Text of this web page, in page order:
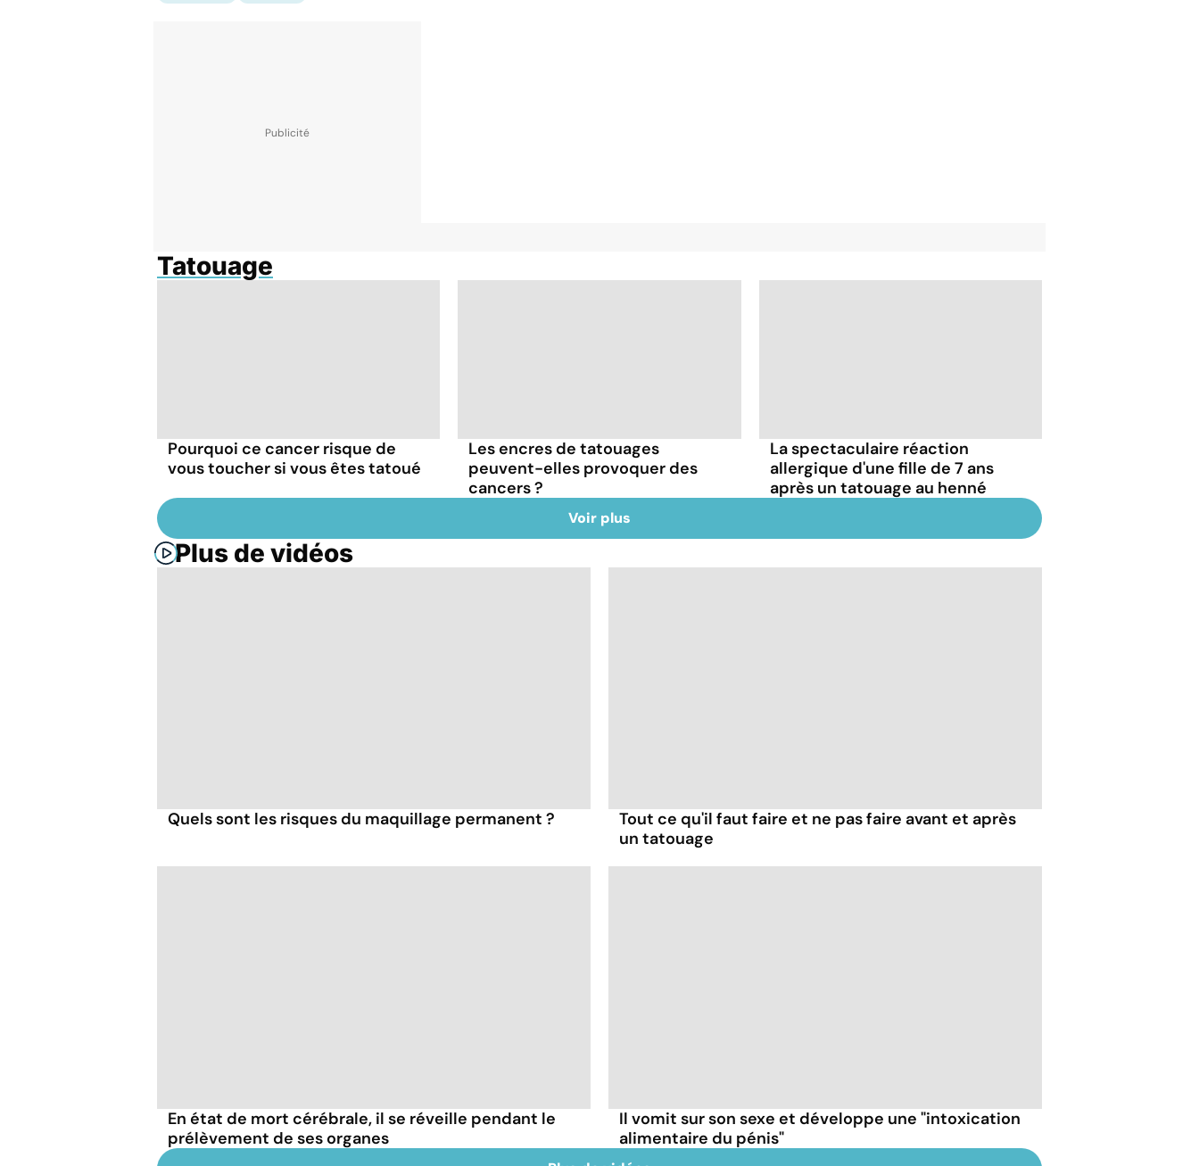
Tatouage
Pourquoi ce cancer risque de
vous toucher si vous êtes tatoué
Les encres de tatouages
peuvent-elles provoquer des
cancers ?
La spectaculaire réaction
allergique d'une fille de 7 ans
après un tatouage au henné
Voir plus
Plus de vidéos
Quels sont les risques du maquillage permanent ?
Tout ce qu'il faut faire et ne pas faire avant et après
un tatouage
En état de mort cérébrale, il se réveille pendant le
prélèvement de ses organes
Il vomit sur son sexe et développe une "intoxication
alimentaire du pénis"